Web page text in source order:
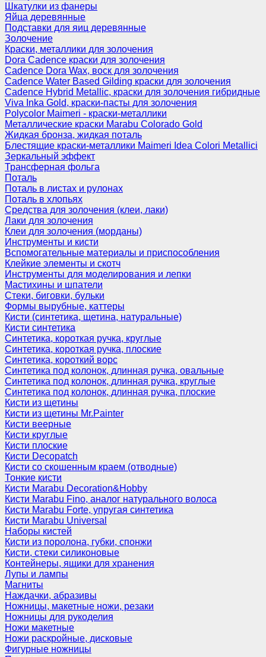
Шкатулки из фанеры
Яйца деревянные
Подставки для яиц деревянные
Золочение
Краски, металлики для золочения
Dora Cadence краски для золочения
Cadence Dora Wax, воск для золочения
Cadence Water Based Gilding краски для золочения
Cadence Hybrid Metallic, краски для золочения гибридные
Viva Inka Gold, краски-пасты для золочения
Polycolor Maimeri - краски-металлики
Металлические краски Marabu Colorado Gold
Жидкая бронза, жидкая поталь
Блестящие краски-металлики Maimeri Idea Colori Metallici
Зеркальный эффект
Трансферная фольга
Поталь
Поталь в листах и рулонах
Поталь в хлопьях
Средства для золочения (клеи, лаки)
Лаки для золочения
Клеи для золочения (морданы)
Инструменты и кисти
Вспомогательные материалы и приспособления
Клейкие элементы и скотч
Инструменты для моделирования и лепки
Мастихины и шпатели
Стеки, биговки, бульки
Формы вырубные, каттеры
Кисти (синтетика, щетина, натуральные)
Кисти синтетика
Синтетика, короткая ручка, круглые
Синтетика, короткая ручка, плоские
Синтетика, короткий ворс
Синтетика под колонок, длинная ручка, овальные
Синтетика под колонок, длинная ручка, круглые
Синтетика под колонок, длинная ручка, плоские
Кисти из щетины
Кисти из щетины Mr.Painter
Кисти веерные
Кисти круглые
Кисти плоские
Кисти Decopatch
Кисти со скошенным краем (отводные)
Тонкие кисти
Кисти Marabu Decoration&Hobby
Кисти Marabu Fino, аналог натурального волоса
Кисти Marabu Forte, упругая синтетика
Кисти Marabu Universal
Наборы кистей
Кисти из поролона, губки, спонжи
Кисти, стеки силиконовые
Контейнеры, ящики для хранения
Лупы и лампы
Магниты
Наждачки, абразивы
Ножницы, макетные ножи, резаки
Ножницы для рукоделия
Ножи макетные
Ножи раскройные, дисковые
Фигурные ножницы